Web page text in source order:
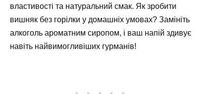
властивості та натуральний смак. Як зробити
вишняк без горілки у домашніх умовах? Замініть
алкоголь ароматним сиропом, і ваш напій здивує
навіть найвимогливіших гурманів!